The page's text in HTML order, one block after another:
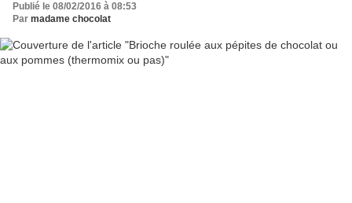
Publié le 08/02/2016 à 08:53
Par madame chocolat